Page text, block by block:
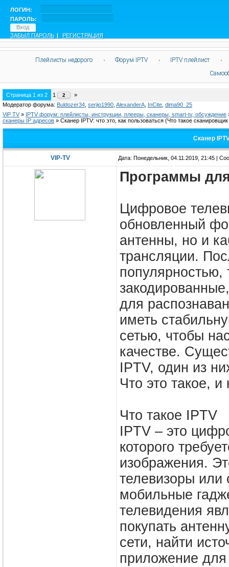
ЛОГИН:
ПАРОЛЬ:
ЗАБЫЛ ПАРОЛЬ | РЕГИСТРАЦИЯ
Плейлисты недорого · Форум IPTV · IPTV плейлист
·
Страница 1 из 2 1 2
»
Модератор форума: Buldozer34 serjio1990 AlexanderA InCite dima90_25
ViP TV » IPTV форум: плейлисты, инструкции, плееры, сканеры, smart-tv, обсуждение
сканеры IP адресов » Сканер IPTV: что это, как пользоваться (Что такое
Сканер
VIP-TV Дата: Понедельник, 04.11.2019, 21:45 |
Программы
Цифровое
обновленный
антенны, но и
трансляции.
популярностью,
для
иметь
сетью, чтобы
качестве.
IPTV, один из
Что это такое,
Что такое IPTV
IPTV – это
которого
изображения.
телевизоры или
мобильные
телевидения
покупать
сети, найти
приложение